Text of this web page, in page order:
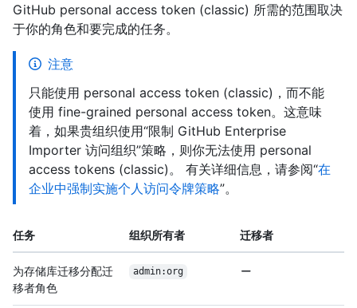
GitHub personal access token (classic) 所需的范围取决
于你的角色和要完成的任务。
注意
只能使用 personal access token (classic)，而不能
使用 fine-grained personal access token。这意味
着，如果贵组织使用“限制 GitHub Enterprise
Importer 访问组织”策略，则你无法使用 personal
access tokens (classic)。 有关详细信息，请参阅“在
企业中强制实施个人访问令牌策略”。
任务 组织所有者 迁移者
为存储库迁移分配迁
移者角色
admin:org